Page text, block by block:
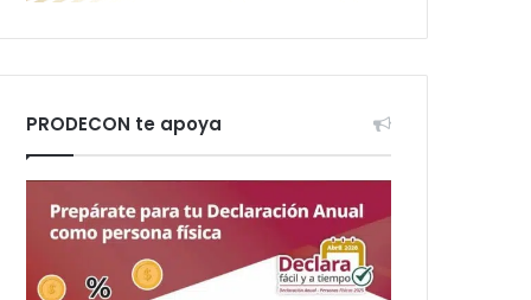
PRODECON te apoya